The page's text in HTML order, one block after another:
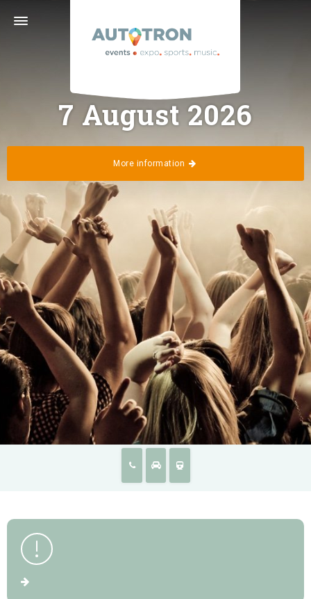
Home
News
Availabillity
Parkeren
7 August 2026
More information